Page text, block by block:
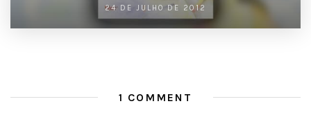
24 DE JULHO DE 2012
1 COMMENT